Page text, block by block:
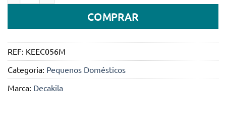
COMPRAR
REF: KEEC056M
Categoria: Pequenos Domésticos
Marca: Decakila